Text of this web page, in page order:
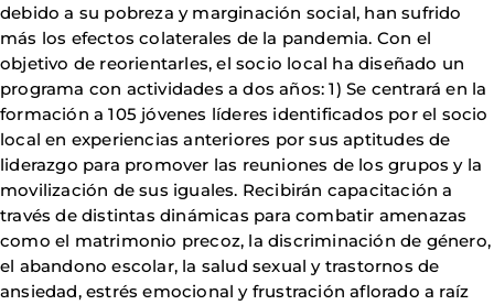
debido a su pobreza y marginación social, han sufrido
más los efectos colaterales de la pandemia. Con el
objetivo de reorientarles, el socio local ha diseñado un
programa con actividades a dos años: 1) Se centrará en la
formación a 105 jóvenes líderes identificados por el socio
local en experiencias anteriores por sus aptitudes de
liderazgo para promover las reuniones de los grupos y la
movilización de sus iguales. Recibirán capacitación a
través de distintas dinámicas para combatir amenazas
como el matrimonio precoz, la discriminación de género,
el abandono escolar, la salud sexual y trastornos de
ansiedad, estrés emocional y frustración aflorado a raíz